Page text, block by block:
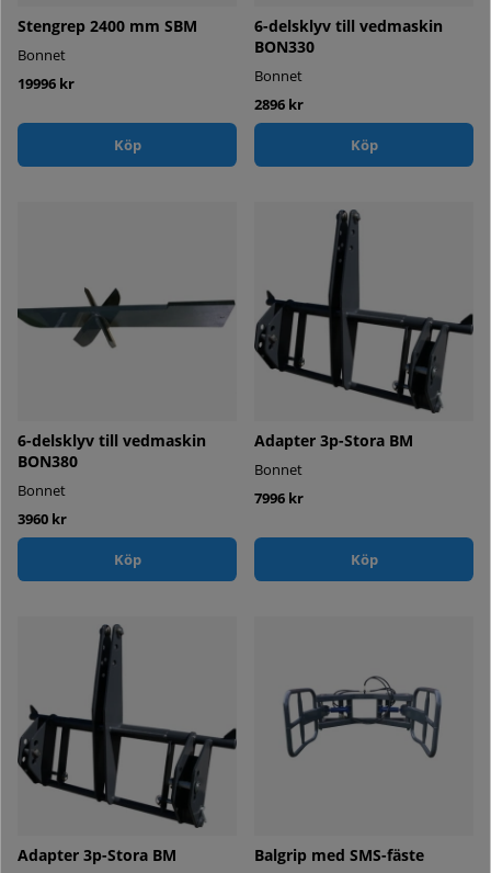
Stengrep 2400 mm SBM
Bonnet
19996 kr
Köp
6-delsklyv till vedmaskin
BON330
Bonnet
2896 kr
Köp
6-delsklyv till vedmaskin
BON380
Bonnet
3960 kr
Köp
Adapter 3p-Stora BM
Bonnet
7996 kr
Köp
Adapter 3p-Stora BM Balgrip med SMS-fäste